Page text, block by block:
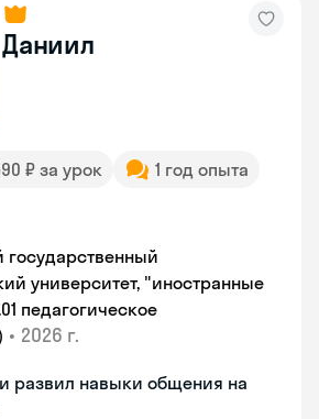
Даниил
₽ за урок
1 год опыта
университет, "иностранные
педагогическое
• 2026 г.
развил навыки общения на